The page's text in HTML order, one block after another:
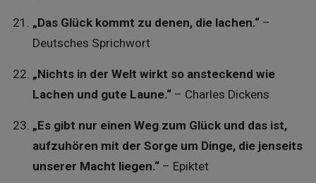
„Das Glück kommt zu denen, die lachen.“–
Deutsches Sprichwort
„Nichts in der Welt wirkt so ansteckend wie
Lachen und gute Laune.“– Charles Dickens
„Es gibt nur einen Weg zum Glück und das ist,
aufzuhören mit der Sorge um Dinge, die jenseits
unserer Macht liegen.“– Epiktet